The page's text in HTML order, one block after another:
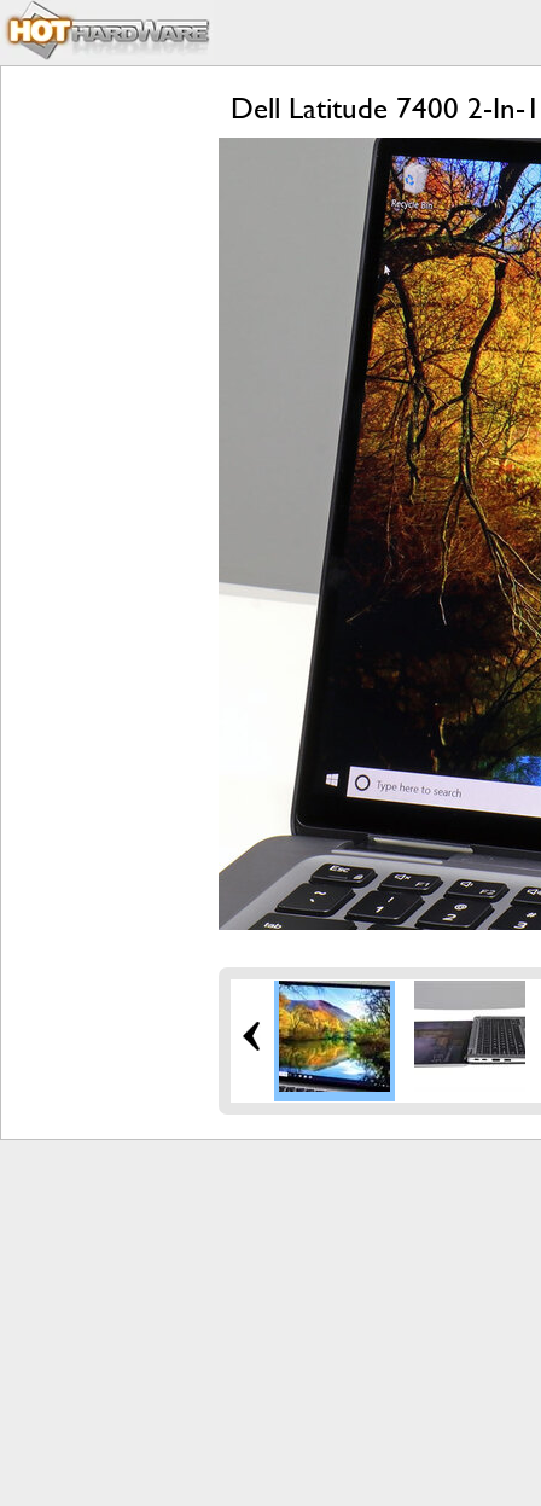
Dell Latitude 7400 2-In-